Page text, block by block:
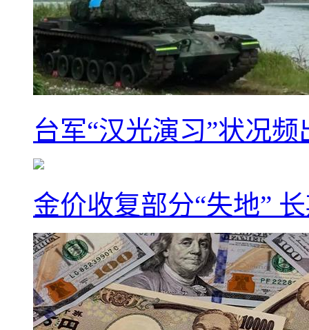
台军“汉光演习”状况
金价收复部分“失地”